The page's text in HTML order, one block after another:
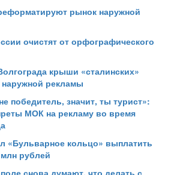
рынок наружной
очистят от орфографического
крыши «сталинских»
рекламы
победитель, значит, ты турист»:
МОК на рекламу во время
«Бульварное кольцо» выплатить
рублей
снова думают, что делать с